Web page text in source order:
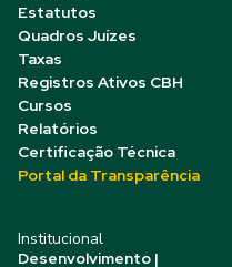
Estatutos
Quadros Juízes
Taxas
Registros Ativos CBH
Cursos
Relatórios
Certificação Técnica
Portal da Transparência
Institucional
Desenvolvimento |